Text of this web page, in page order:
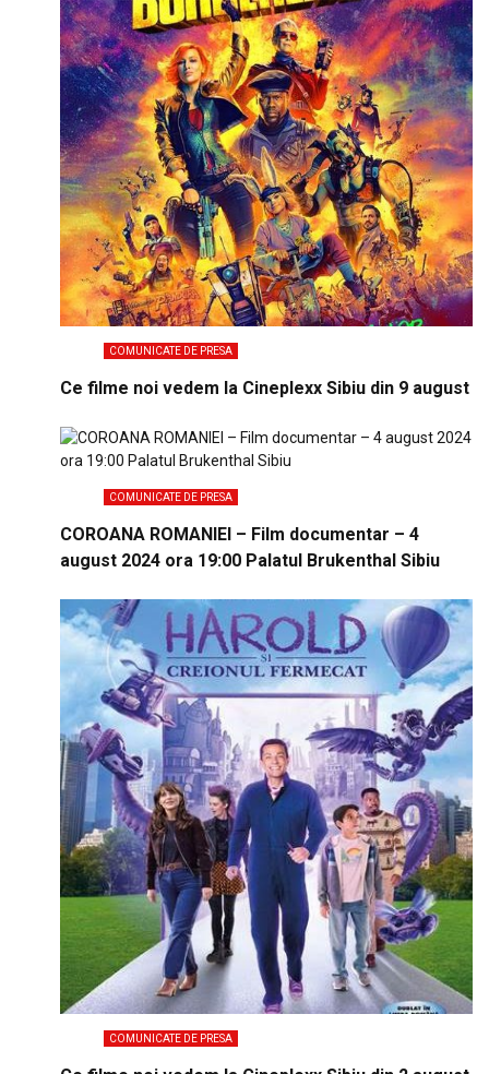
COMUNICATE DE PRESA
Ce filme noi vedem la Cineplexx Sibiu din 9 august
COMUNICATE DE PRESA
COROANA ROMANIEI – Film documentar – 4
august 2024 ora 19:00 Palatul Brukenthal Sibiu
COMUNICATE DE PRESA